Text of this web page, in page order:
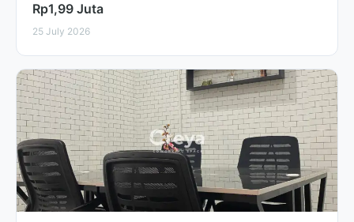
Rp1,99 Juta
25 July 2026